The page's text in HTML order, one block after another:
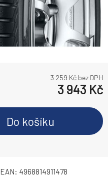
3 259 Kč bez DPH
3 943 Kč
Do košíku
EAN: 4968814911478